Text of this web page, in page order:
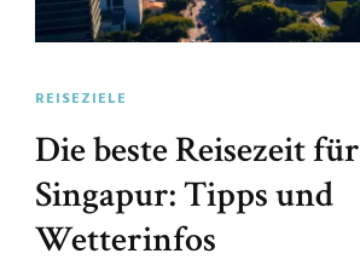
REISEZIELE
Die beste Reisezeit für
Singapur: Tipps und
Wetterinfos